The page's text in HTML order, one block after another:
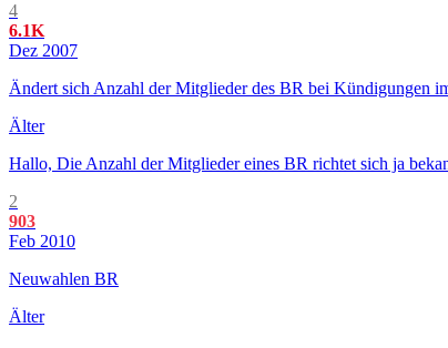
4
6.1K
Dez 2007
Ändert sich Anzahl der Mitglieder des BR bei Kündigungen
Älter
Hallo, Die Anzahl der Mitglieder eines BR richtet sich ja
2
903
Feb 2010
Neuwahlen BR
Älter